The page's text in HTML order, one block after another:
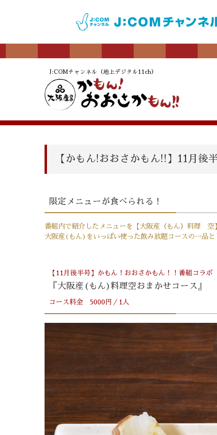
J:COMチャンネル（地上デジタル11ch）
【かもん!おおさかもん!!】11月後
限定メニューが食べられる！
番組内で紹介したメニューを【大阪産（もん）料理 空
大阪産(もん)をいっぱい使った飲み放題コースの一品と
【11月後半号】かもん！おおさかもん！！番組コラボ
『大阪産(もん)料理空おまかせコース』
コース料金 5000円／1人